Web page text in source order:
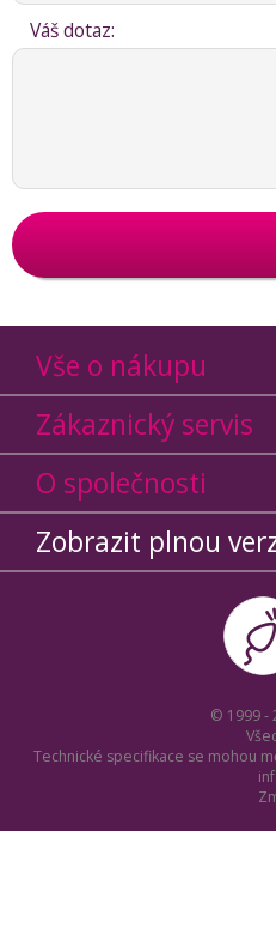
Váš dotaz:
Vše o nákupu
Zákaznický servis
O společnosti
Zobrazit plnou
© 1999 -
Technické specifikace se mohou